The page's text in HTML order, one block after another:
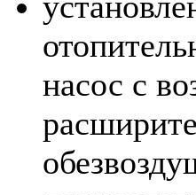
насос с